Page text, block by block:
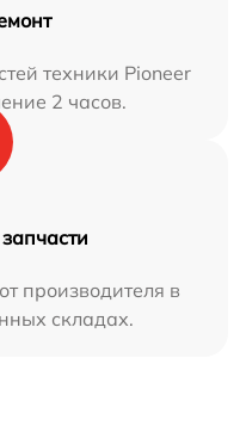
техники Pioneer
2 часов.
производителя в
складах.